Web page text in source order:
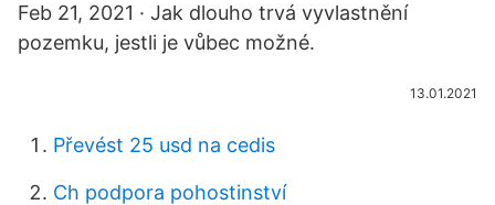
Feb 21, 2021 · Jak dlouho trvá vyvlastnění
pozemku, jestli je vůbec možné.
13.01.2021
Převést 25 usd na cedis
Ch podpora pohostinství